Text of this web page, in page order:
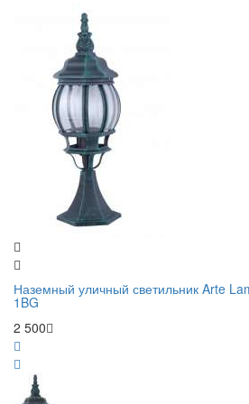
Наземный уличный светильник Arte
1BG
2 500